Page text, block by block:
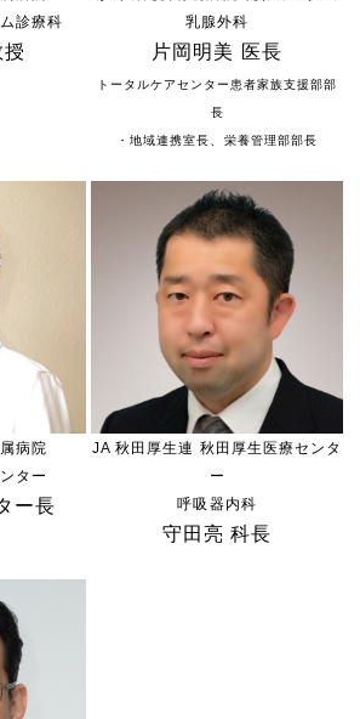
診療科
乳腺外科
片岡明美 医長
トータルケアセンター患者家族支援部部
長
・地域連携室長、栄養管理部部長
病院
ター
ー長
JA 秋田厚生連 秋田厚生医療センタ
ー
呼吸器内科
守田亮 科長